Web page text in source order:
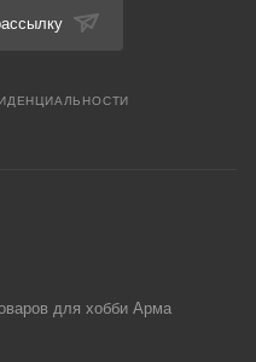
для хобби Арма